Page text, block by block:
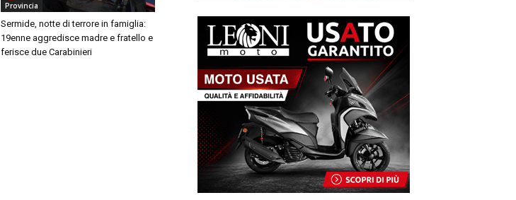
Provincia
Sermide, notte di terrore in famiglia:
19enne aggredisce madre e fratello e
ferisce due Carabinieri